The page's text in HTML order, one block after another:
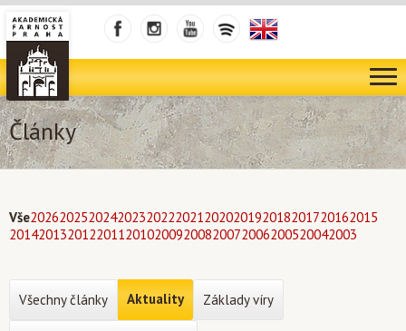
Články
Vše202620252024202320222021202020192018201720162015
201420132012201120102009200820072006200520042003
Všechny články Aktuality Základy víry